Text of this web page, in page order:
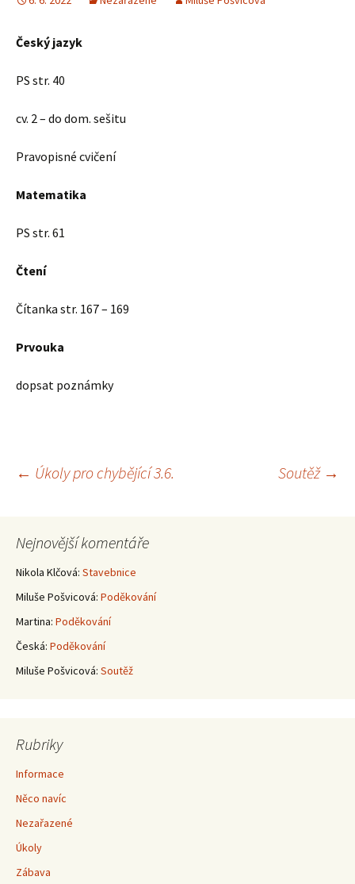
Český jazyk
PS str. 40
cv. 2 – do dom. sešitu
Pravopisné cvičení
Matematika
PS str. 61
Čtení
Čítanka str. 167 – 169
Prvouka
dopsat poznámky
Navigace
pro
příspěvky
← Úkoly pro chybějící 3.6. Soutěž →
Nejnovější komentáře
Nikola Klčová: Stavebnice
Miluše Pošvicová: Poděkování
Martina: Poděkování
Česká: Poděkování
Miluše Pošvicová: Soutěž
Rubriky
Informace
Něco navíc
Nezařazené
Úkoly
Zábava